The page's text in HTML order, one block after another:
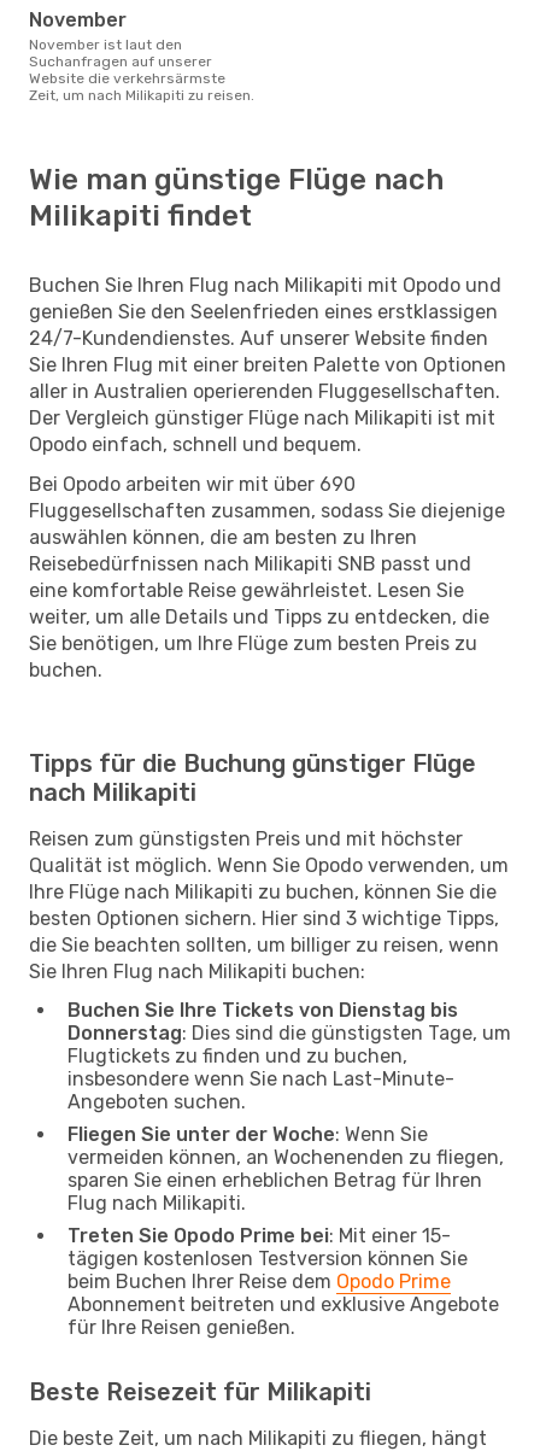
November
November ist laut den
Suchanfragen auf unserer
Website die verkehrsärmste
Zeit, um nach Milikapiti zu reisen.
Wie man günstige Flüge nach
Milikapiti findet
Buchen Sie Ihren Flug nach Milikapiti mit Opodo und
genießen Sie den Seelenfrieden eines erstklassigen
24/7-Kundendienstes. Auf unserer Website finden
Sie Ihren Flug mit einer breiten Palette von Optionen
aller in Australien operierenden Fluggesellschaften.
Der Vergleich günstiger Flüge nach Milikapiti ist mit
Opodo einfach, schnell und bequem.
Bei Opodo arbeiten wir mit über 690
Fluggesellschaften zusammen, sodass Sie diejenige
auswählen können, die am besten zu Ihren
Reisebedürfnissen nach Milikapiti SNB passt und
eine komfortable Reise gewährleistet. Lesen Sie
weiter, um alle Details und Tipps zu entdecken, die
Sie benötigen, um Ihre Flüge zum besten Preis zu
buchen.
Tipps für die Buchung günstiger Flüge
nach Milikapiti
Reisen zum günstigsten Preis und mit höchster
Qualität ist möglich. Wenn Sie Opodo verwenden, um
Ihre Flüge nach Milikapiti zu buchen, können Sie die
besten Optionen sichern. Hier sind 3 wichtige Tipps,
die Sie beachten sollten, um billiger zu reisen, wenn
Sie Ihren Flug nach Milikapiti buchen:
Buchen Sie Ihre Tickets von Dienstag bis
Donnerstag: Dies sind die günstigsten Tage, um
Flugtickets zu finden und zu buchen,
insbesondere wenn Sie nach Last-Minute-
Angeboten suchen.
Fliegen Sie unter der Woche: Wenn Sie
vermeiden können, an Wochenenden zu fliegen,
sparen Sie einen erheblichen Betrag für Ihren
Flug nach Milikapiti.
Treten Sie Opodo Prime bei: Mit einer 15-
tägigen kostenlosen Testversion können Sie
beim Buchen Ihrer Reise dem Opodo Prime
Abonnement beitreten und exklusive Angebote
für Ihre Reisen genießen.
Beste Reisezeit für Milikapiti
Die beste Zeit, um nach Milikapiti zu fliegen, hängt